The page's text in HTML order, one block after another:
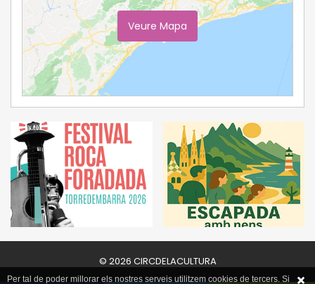
Veure Mapa
© 2026 CIRCDELACULTURA
Per tal de poder millorar els nostres serveis utilitzem cookies de tercers. Si